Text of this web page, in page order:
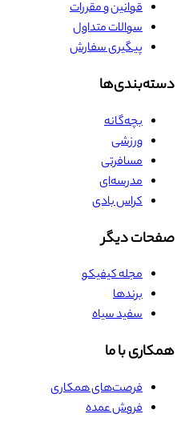
قوانین و مقررات
سوالات متداول
پیگیری سفارش
دسته‌بندی‌ها
بچه‌گانه
ورزشی
مسافرتی
مدرسه‌ای
کراس بادی
صفحات دیگر
مجله کیفیکو
برندها
سفید سیاه
همکاری با ما
فرصت‌های همکاری
فروش عمده